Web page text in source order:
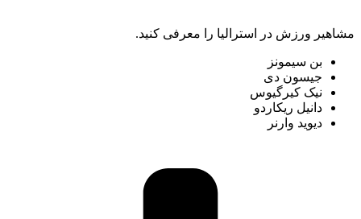
مشاهیر ورزش در استرالیا را معرفی کنید.
بن سیمونز
جیسون دی
نیک کیرگیوس
دانیل ریکاردو
دیوید وارنر